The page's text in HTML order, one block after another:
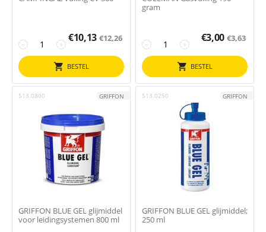
+
−
€10,13 €12,26
BESTEL
gram
+
−
€3,00 €3,63
BESTEL
513.0800 GRIFFON
GRIFFON BLUE GEL glijmiddel
voor leidingsystemen 800 ml
513.0250 GRIFFON
GRIFFON BLUE GEL glijmiddel;
250 ml